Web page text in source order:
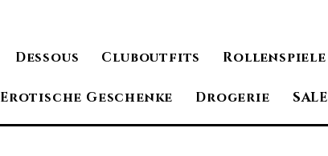
Dessous Cluboutfits Rollenspiele
Erotische Geschenke Drogerie SALE